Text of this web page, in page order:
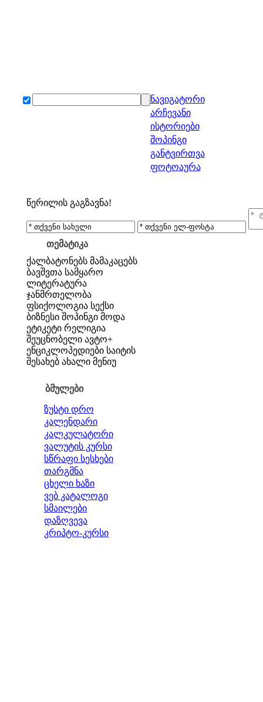
ნავიგატორი
არჩევანი
ისტორიები
შოპინგი
განტვირთვა
ფოტოაურა
წერილის გაგზავნა!
თემატიკა
ქალბატონებს მამაკაცებს
ბავშვთა სამყარო
ლიტერატურა
ჯანმრთელობა
ფსიქოლოგია სექსი
ბიზნესი შოპინგი მოდა
ეტიკეტი რელიგია
შეუცნობელი ავტო+
ენციკლოპედიები საიტის
შესახებ ახალი მენიუ
ბმულები
ზუსტი დრო
კალენდარი
კალკულატორი
ვალუტის კურსი
სწრაფი სესხები
თარგმნა
ცხელი ხაზი
ვებ კატალოგი
სმაილები
დაზღვევა
კრიპტო-კურსი